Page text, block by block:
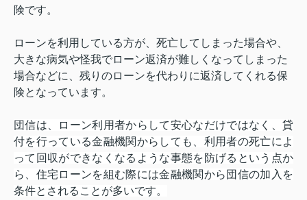
険です。
ローンを利用している方が、死亡してしまった場合や、
大きな病気や怪我でローン返済が難しくなってしまった
場合などに、残りのローンを代わりに返済してくれる保
険となっています。
団信は、ローン利用者からして安心なだけではなく、貸
付を行っている金融機関からしても、利用者の死亡によ
って回収ができなくなるような事態を防げるという点か
ら、住宅ローンを組む際には金融機関から団信の加入を
条件とされることが多いです。